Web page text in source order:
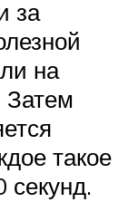
за
на
Затем
такое
секунд.